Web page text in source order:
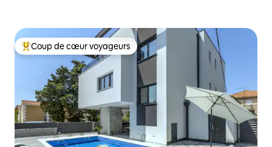
Coups de cœur voyageurs les plus appréciés
Coup de cœur voyageurs